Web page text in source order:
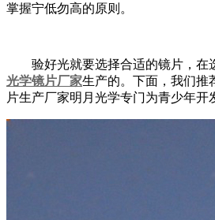
掌握宁低勿高的原则。
验好光就要选择合适的镜片，在
光学镜片厂家生产的。下面，我们推
片生产厂家明月光学专门为青少年开